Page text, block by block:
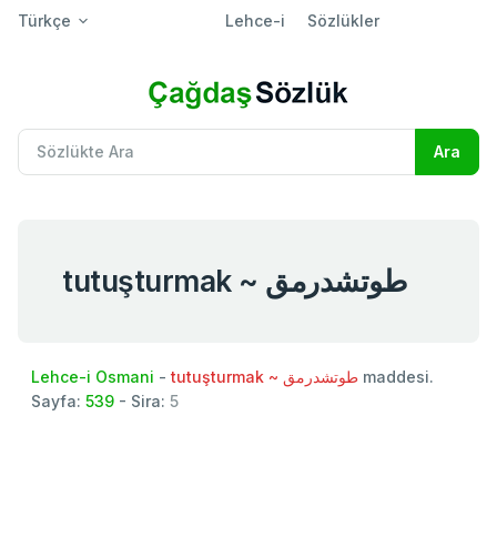
Türkçe Lehce-i Sözlükler
tutuşturmak ~ طوتشدرمق
Lehce-i Osmani - tutuşturmak ~ طوتشدرمق maddesi.
Sayfa: 539 - Sira: 5